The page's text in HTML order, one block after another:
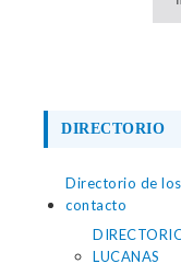
DIRECTORIO
Directorio de
contacto
LUCANAS